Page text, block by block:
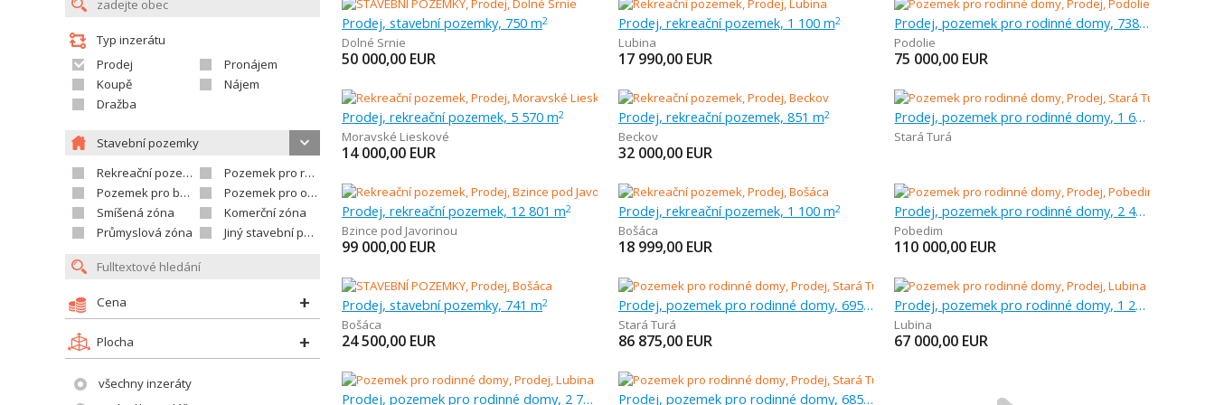
Typ inzerátu
Prodej
Pronájem
Koupě
Nájem
Dražba
Stavební pozemky
Rekreační pozemek
Pozemek pro rodinné domy
Pozemek pro bytovou výstavbu
Pozemek pro občanskou vybavenost
Smíšená zóna
Komerční zóna
Průmyslová zóna
Jiný stavební pozemek
Cena
Plocha
všechny inzeráty
Prodej, stavební pozemky, 750 m2
Dolné Srnie
50 000,00 EUR
Prodej, rekreační pozemek, 1 100 m2
Lubina
17 990,00 EUR
Prodej, pozemek pro rodinné domy, 738 m
Podolie
75 000,00 EUR
Prodej, rekreační pozemek, 5 570 m2
Moravské Lieskové
14 000,00 EUR
Prodej, rekreační pozemek, 851 m2
Beckov
32 000,00 EUR
Prodej, pozemek pro rodinné domy, 1 642 m
Stará Turá
Prodej, rekreační pozemek, 12 801 m2
Bzince pod Javorinou
99 000,00 EUR
Prodej, rekreační pozemek, 1 100 m2
Bošáca
18 999,00 EUR
Prodej, pozemek pro rodinné domy, 2 413 m
Pobedim
110 000,00 EUR
Prodej, stavební pozemky, 741 m2
Bošáca
24 500,00 EUR
Prodej, pozemek pro rodinné domy, 695 m
Stará Turá
86 875,00 EUR
Prodej, pozemek pro rodinné domy, 1 258 m
Lubina
67 000,00 EUR
Prodej, pozemek pro rodinné domy, 2 768 m Prodej, pozemek pro rodinné domy, 685 m